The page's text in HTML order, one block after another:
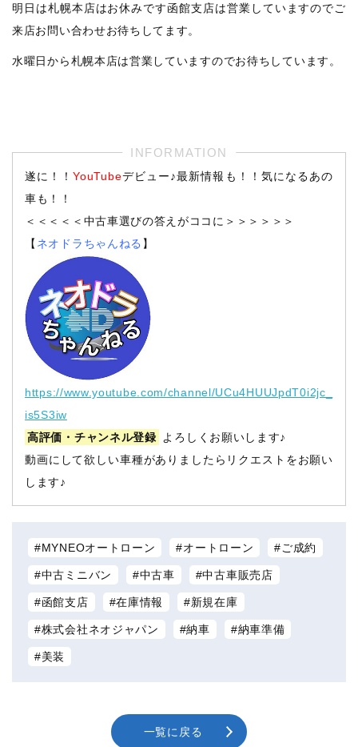
明日は札幌本店はお休みです函館支店は営業していますのでご
来店お問い合わせお待ちしてます。
水曜日から札幌本店は営業していますのでお待ちしています。
遂に！！YouTubeデビュー♪最新情報も！！気になるあの
車も！！
＜＜＜＜＜中古車選びの答えがココに＞＞＞＞＞＞
【 ネオドラちゃんねる 】
https://www.youtube.com/channel/UCu4HUUJpdT0i2jc_
is5S3iw
高評価・チャンネル登録
よろしくお願いします♪
動画にして欲しい車種がありましたらリクエストをお願い
します♪
MYNEOオートローン オートローン ご成約
中古ミニバン 中古車 中古車販売店
函館支店 在庫情報 新規在庫
株式会社ネオジャパン 納車 納車準備
美装
一覧に戻る